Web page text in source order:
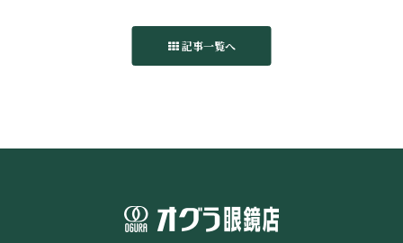
記事一覧へ